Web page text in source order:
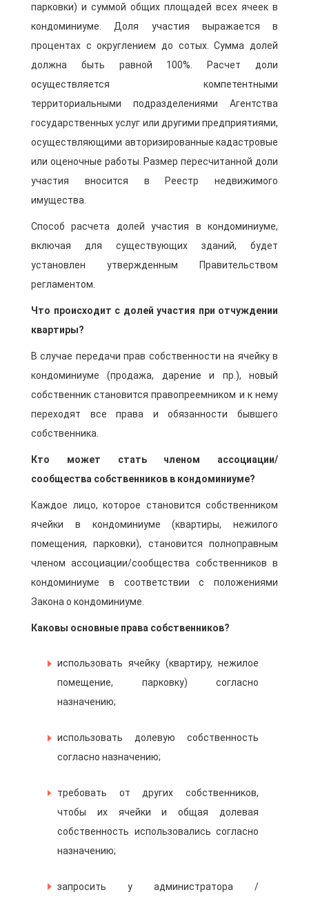
парковки) и суммой общих площадей всех ячеек в
кондоминиуме. Доля участия выражается в
процентах с округлением до сотых. Сумма долей
должна быть равной 100%. Расчет доли
осуществляется компетентными
территориальными подразделениями Агентства
государственных услуг или другими предприятиями,
осуществляющими авторизированные кадастровые
или оценочные работы. Размер пересчитанной доли
участия вносится в Реестр недвижимого
имущества.
Способ расчета долей участия в кондоминиуме,
включая для существующих зданий, будет
установлен утвержденным Правительством
регламентом.
Что происходит с долей участия при отчуждении
квартиры?
В случае передачи прав собственности на ячейку в
кондоминиуме (продажа, дарение и пр.), новый
собственник становится правопреемником и к нему
переходят все права и обязанности бывшего
собственника.
Кто может стать членом ассоциации/
сообщества собственников в кондоминиуме?
Каждое лицо, которое становится собственником
ячейки в кондоминиуме (квартиры, нежилого
помещения, парковки), становится полноправным
членом ассоциации/сообщества собственников в
кондоминиуме в соответствии с положениями
Закона о кондоминиуме.
Каковы основные права собственников?
использовать ячейку (квартиру, нежилое
помещение, парковку) согласно
назначению;
использовать долевую собственность
согласно назначению;
требовать от других собственников,
чтобы их ячейки и общая долевая
собственность использовались согласно
назначению;
запросить у администратора /